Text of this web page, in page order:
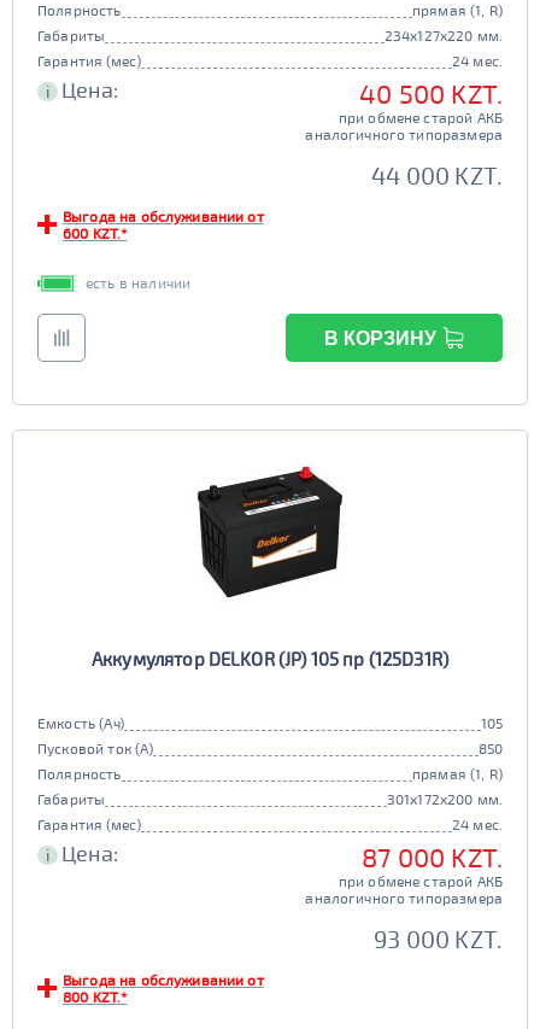
Полярность
прямая (1, R)
Габариты
234x127x220 мм.
Гарантия (мес)
24 мес.
i Цена: 40 500 KZT.
при обмене старой АКБ
аналогичного типоразмера
44 000 KZT.
Выгода на обслуживании от
600 KZT.*
есть в наличии
В КОРЗИНУ
Аккумулятор DELKOR (JP) 105 пр (125D31R)
Емкость (Ач)
105
Пусковой ток (А)
850
Полярность
прямая (1, R)
Габариты
301x172x200 мм.
Гарантия (мес)
24 мес.
i Цена: 87 000 KZT.
при обмене старой АКБ
аналогичного типоразмера
93 000 KZT.
Выгода на обслуживании от
800 KZT.*